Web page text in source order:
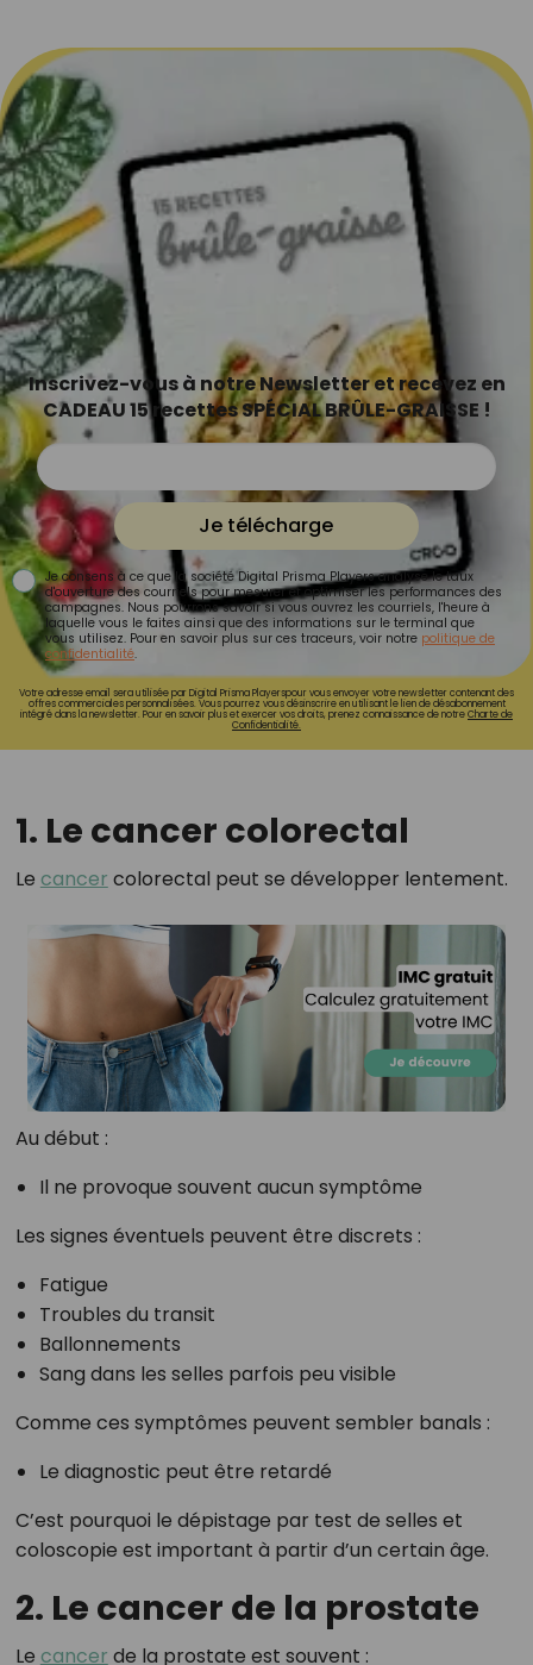
Inscrivez-vous à notre Newsletter et recevez en
CADEAU 15 recettes SPÉCIAL BRÛLE-GRAISSE !
Je télécharge
Je consens à ce que la société Digital Prisma Players analyse le taux
d'ouverture des courriels pour mesurer et optimiser les performances des
campagnes. Nous pourrons savoir si vous ouvrez les courriels, l'heure à
laquelle vous le faites ainsi que des informations sur le terminal que
vous utilisez. Pour en savoir plus sur ces traceurs, voir notre politique de
confidentialité.
Votre adresse email sera utilisée par Digital Prisma Playerspour vous envoyer votre newsletter contenant des
offres commerciales personnalisées. Vous pourrez vous désinscrire en utilisant le lien de désabonnement
intégré dans la newsletter. Pour en savoir plus et exercer vos droits, prenez connaissance de notreCharte de
Confidentialité.
1. Le cancer colorectal
Le cancer colorectal peut se développer lentement.
Au début :
Il ne provoque souvent aucun symptôme
Les signes éventuels peuvent être discrets :
Fatigue
Troubles du transit
Ballonnements
Sang dans les selles parfois peu visible
Comme ces symptômes peuvent sembler banals :
Le diagnostic peut être retardé
C’est pourquoi le dépistage par test de selles et
coloscopie est important à partir d’un certain âge.
2. Le cancer de la prostate
Le cancer de la prostate est souvent :